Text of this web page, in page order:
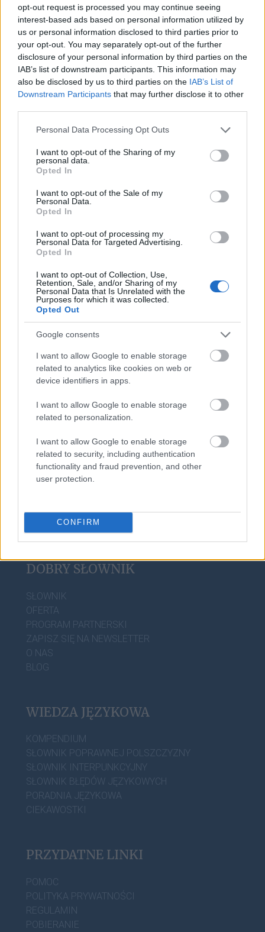
opt-out request is processed you may continue seeing
interest-based ads based on personal information utilized by
us or personal information disclosed to third parties prior to
your opt-out. You may separately opt-out of the further
disclosure of your personal information by third parties on the
IAB’s list of downstream participants. This information may
also be disclosed by us to third parties on the IAB’s List of
Downstream Participants that may further disclose it to other
Please note that this website/app uses one or more Google
not limited to your visit or usage behaviour. You may click to
grant or deny consent to Google and its third-party tags to
use your data for below specified purposes in below Google
consent section.
Personal Data Processing Opt Outs
I want to opt-out of the Sharing of my
personal data.
Opted In
I want to opt-out of the Sale of my
Personal Data.
Opted In
I want to opt-out of processing my
Personal Data for Targeted Advertising.
Opted In
I want to opt-out of Collection, Use,
Retention, Sale, and/or Sharing of my
Personal Data that Is Unrelated with the
Purposes for which it was collected.
Opted Out
Google consents
I want to allow Google to enable storage
related to analytics like cookies on web or
device identifiers in apps.
I want to allow Google to enable storage
related to personalization.
I want to allow Google to enable storage
related to security, including authentication
functionality and fraud prevention, and other
user protection.
CONFIRM
Ciekawostki
w oddali— O dawnymoddal
przyjemny— Czy prorok może byćprzyjemny ?
cienki Bolek— Uuu, cienki Bolek...
Mogą Cię zainteresować również hasła
wałczyć
lamus
sudoku
koala
dydelf
elf
antyglobalizm
edykuł
DOBRY SŁOWNIK
SŁOWNIK
OFERTA
PROGRAM PARTNERSKI
ZAPISZ SIĘ NA NEWSLETTER
O NAS
BLOG
WIEDZA JĘZYKOWA
KOMPENDIUM
SŁOWNIK POPRAWNEJ POLSZCZYZNY
SŁOWNIK INTERPUNKCYJNY
SŁOWNIK BŁĘDÓW JĘZYKOWYCH
PORADNIA JĘZYKOWA
CIEKAWOSTKI
PRZYDATNE LINKI
POMOC
POLITYKA PRYWATNOŚCI
REGULAMIN
POBIERANIE